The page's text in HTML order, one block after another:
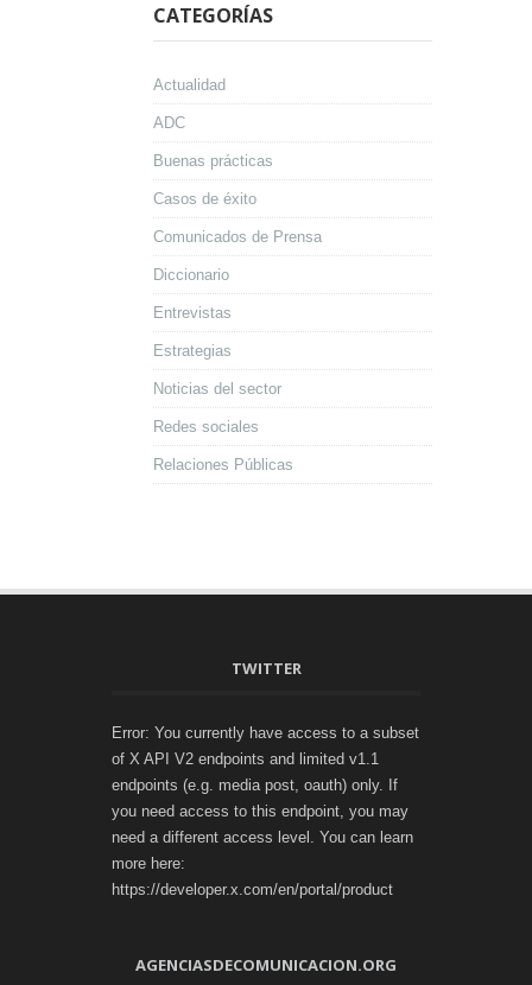
CATEGORÍAS
Actualidad
ADC
Buenas prácticas
Casos de éxito
Comunicados de Prensa
Diccionario
Entrevistas
Estrategias
Noticias del sector
Redes sociales
Relaciones Públicas
TWITTER
Error: You currently have access to a subset
of X API V2 endpoints and limited v1.1
endpoints (e.g. media post, oauth) only. If
you need access to this endpoint, you may
need a different access level. You can learn
more here:
https://developer.x.com/en/portal/product
AGENCIASDECOMUNICACION.ORG